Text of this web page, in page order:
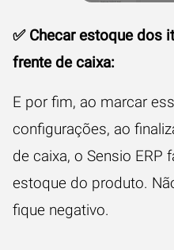
✅ Checar estoque dos
frente de caixa:
E por fim, ao marcar
configurações, ao
de caixa, o Sensio ERP
estoque do produto.
fique negativo.